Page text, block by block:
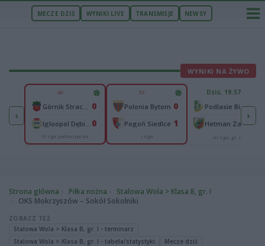
MECZE DZIŚ WYNIKI LIVE TRANSMISJE NEWSY
WYNIKI NA ŻYWO
‹
65
25
46'
0
0
IV liga podkarpacka
31'
Polonia Bytom 0
Pogoń Siedlce 1
I liga
Dziś, 19:57
Podlasie Biała Podlaska
Hetman Zamość
III liga, gr. IV
›
Strona główna Piłka nożna
Stalowa Wola > Klasa B, gr. I
OKS Mokrzyszów – Sokół Sokolniki
ZOBACZ TEŻ
Stalowa Wola > Klasa B, gr. I - terminarz
Stalowa Wola > Klasa B, gr. I - tabela/statystyki
Mecze dziś